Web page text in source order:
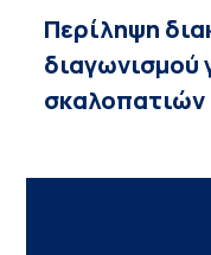
Περίληψη
διαγωνισμού